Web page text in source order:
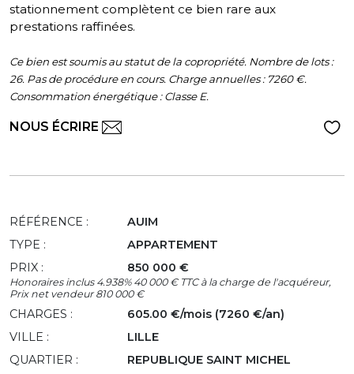
stationnement complètent ce bien rare aux
prestations raffinées.
Ce bien est soumis au statut de la copropriété. Nombre de lots :
26. Pas de procédure en cours. Charge annuelles : 7260 €.
Consommation énergétique : Classe E.
NOUS ÉCRIRE
RÉFÉRENCE :
AUIM
TYPE :
APPARTEMENT
PRIX :
850 000 €
Honoraires inclus 4.938% 40 000 € TTC à la charge de l'acquéreur,
Prix net vendeur 810 000 €
CHARGES :
605.00 €/mois (7260 €/an)
VILLE :
LILLE
QUARTIER :
REPUBLIQUE SAINT MICHEL